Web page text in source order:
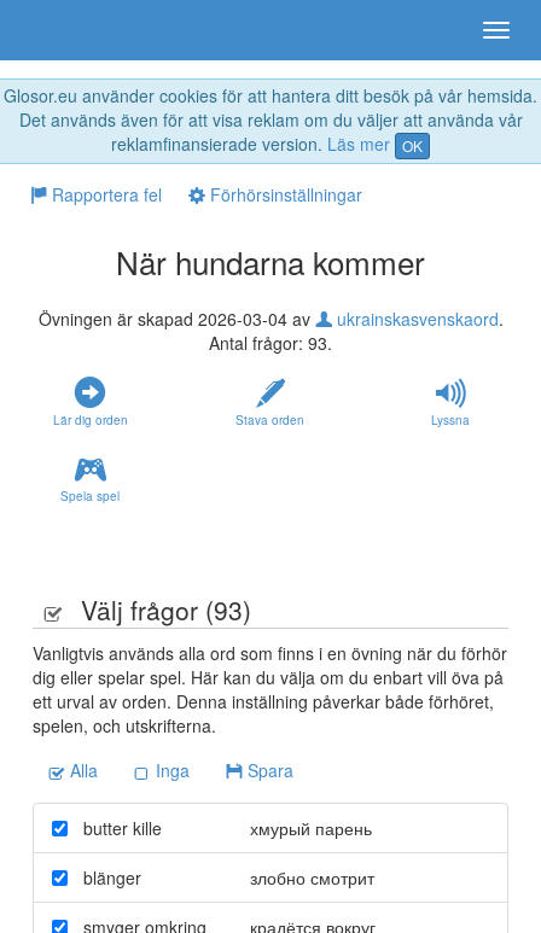
Glosor.eu använder cookies för att hantera ditt besök på vår hemsida.
Det används även för att visa reklam om du väljer att använda vår
reklamfinansierade version. Läs mer OK
Rapportera fel Förhörsinställningar
När hundarna kommer
Övningen är skapad 2026-03-04 av ukrainskasvenskaord.
Antal frågor: 93.
Lär dig orden Stava orden Lyssna
Spela spel
Välj frågor (93)
Vanligtvis används alla ord som finns i en övning när du förhör
dig eller spelar spel. Här kan du välja om du enbart vill öva på
ett urval av orden. Denna inställning påverkar både förhöret,
spelen, och utskrifterna.
Alla
Inga Spara
butter kille хмурый парень
blänger злобно смотрит
smyger omkring крадётся вокруг